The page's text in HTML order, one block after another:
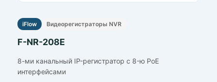
iFlow Видеорегистраторы NVR
F-NR-208E
8-ми канальный IP-регистратор c 8-ю PoE
интерфейсами